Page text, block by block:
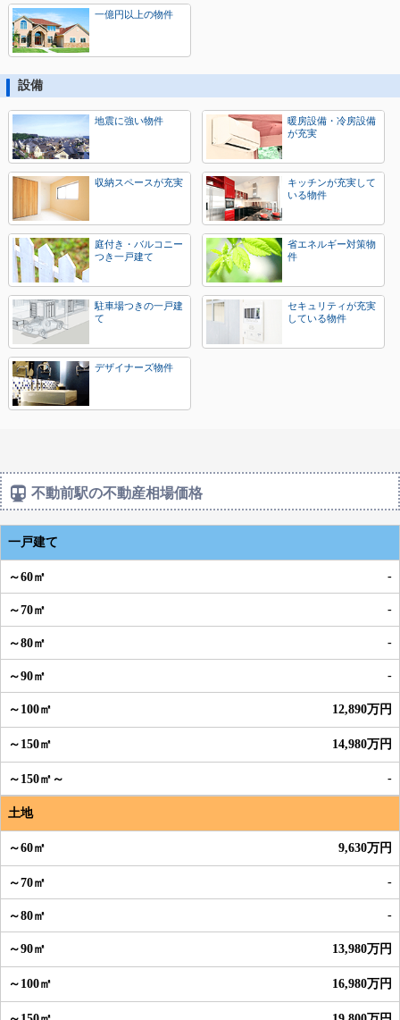
一億円以上の物件
設備
地震に強い物件
暖房設備・冷房設備
が充実
収納スペースが充実
キッチンが充実して
いる物件
庭付き・バルコニー
つき一戸建て
省エネルギー対策物
件
駐車場つきの一戸建
て
セキュリティが充実
している物件
デザイナーズ物件
不動前駅の不動産相場価格
一戸建て
-
-
-
-
12,890万円
14,980万円
-
土地
9,630万円
-
-
13,980万円
16,980万円